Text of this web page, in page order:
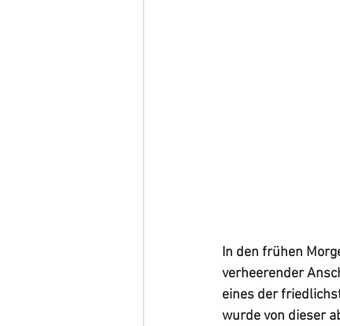
In den frühen
verheerender
eines der
wurde von dieser